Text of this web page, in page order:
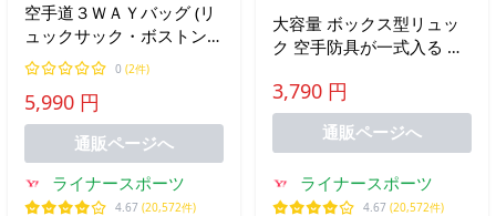
空手道３ＷＡＹバッグ (リ
ュックサック・ボストンバ
ッグ・ショルダーバッグ)
1年保証 合宿 遠征 旅行 空
手用 武道 ライナースポー
ツオリジナル LSALI028-
0 (2件)
5,990 円
通販ページへ
ライナースポーツ
4.67 (20,572件)
大容量 ボックス型リュッ
ク 空手防具が一式入る バ
設計 再帰反射で夜間でも
視認されやすい 小物ポケ
ット付き 1年保証
3,790 円
通販ページへ
ライナースポーツ
4.67 (20,572件)